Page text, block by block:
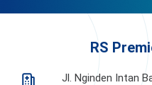
RS
Jl. Nginden Intan